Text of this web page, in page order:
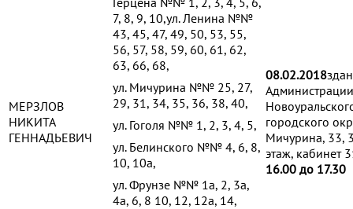
МЕРЗЛОВ
НИКИТА
ГЕННАДЬЕВИЧ
7, 8, 9, 10,ул. Ленина №№
43, 45, 47, 49, 50, 53, 55,
56, 57, 58, 59, 60, 61, 62,
63, 66, 68,
ул. Мичурина №№ 25, 27,
29, 31, 34, 35, 36, 38, 40,
ул. Гоголя №№ 1, 2, 3, 4, 5,
ул. Белинского №№ 4, 6, 8,
10, 10а,
ул. Фрунзе №№ 1а, 2, 3а,
4а, 6, 8 10, 12, 12а, 14,
08.02.2018
Администрации
городского
Мичурина, 33,
этаж, кабинет
16.00 до 17.30